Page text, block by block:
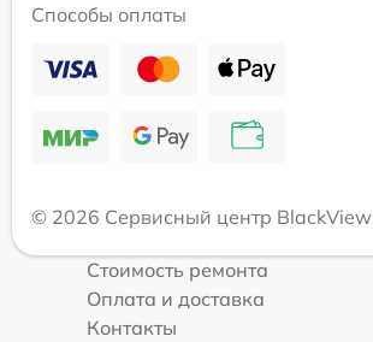
Способы оплаты
© 2026 Сервисный центр BlackView
Стоимость ремонта
Оплата и доставка
Контакты